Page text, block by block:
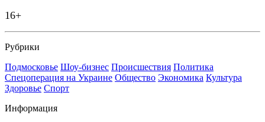
16+
Рубрики
Подмосковье Шоу-бизнес Происшествия Политика
Спецоперация на Украине Общество Экономика Культура
Здоровье Спорт
Информация